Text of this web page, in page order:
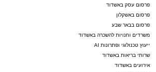
פרסום עסק באשדוד
פרסום באשקלון
פרסום בבאר שבע
משרדים וחנויות להשכרה באשדוד
ייעוץ טכנולוגי ופתרונות AI
שרותי בריאות באשדוד
אירועים באשדוד